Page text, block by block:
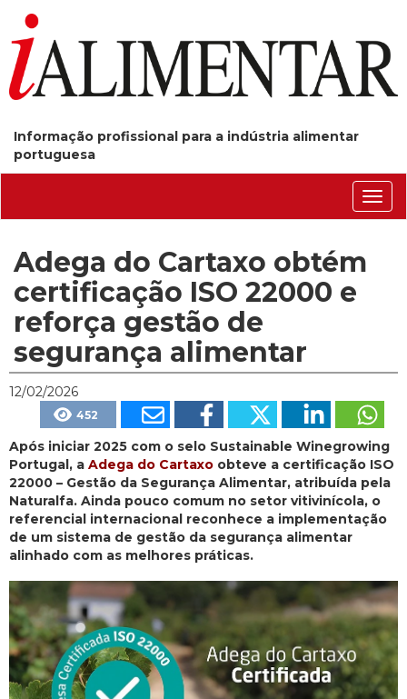
Informação profissional para a indústria alimentar
portuguesa
Adega do Cartaxo obtém
certificação ISO 22000 e
reforça gestão de
segurança alimentar
12/02/2026
452
Após iniciar 2025 com o selo Sustainable Winegrowing
Portugal, a Adega do Cartaxo obteve a certificação ISO
22000 – Gestão da Segurança Alimentar, atribuída pela
Naturalfa. Ainda pouco comum no setor vitivinícola, o
referencial internacional reconhece a implementação
de um sistema de gestão da segurança alimentar
alinhado com as melhores práticas.